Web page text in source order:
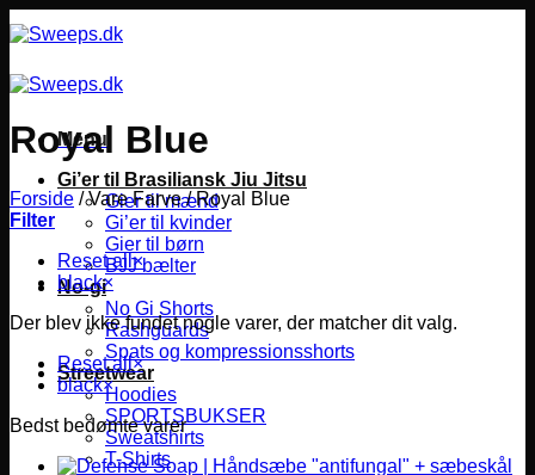
til
Menu
Gi’er til Brasiliansk Jiu Jitsu
Gier til mænd
Gi’er til kvinder
Gier til børn
BJJ bælter
No-gi
No Gi Shorts
Rashguards
Spats og kompressionsshorts
Streetwear
Hoodies
SPORTSBUKSER
Sweatshirts
T-Shirts
Royal Blue
Forside /Vare Farve/Royal Blue
Filter
Reset all×
black×
Der blev ikke fundet nogle varer, der matcher dit valg.
Reset all×
black×
Bedst bedømte varer